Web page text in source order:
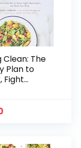
Clean: The
Plan to
Fight